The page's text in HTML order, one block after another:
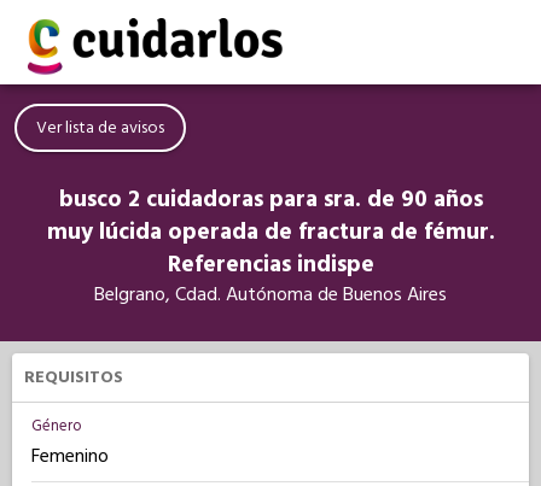
Ver lista de avisos
busco 2 cuidadoras para sra. de 90 años
muy lúcida operada de fractura de fémur.
Referencias indispe
Belgrano, Cdad. Autónoma de Buenos Aires
REQUISITOS
Género
Femenino